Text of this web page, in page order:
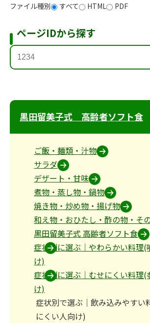
ファイル種別 すべて HTML PDF
ページIDから探す
黒田留美子式 高齢者ソフト食
ご飯・麺類・汁物
サラダ
デザート・甘味
煮物・蒸し物・鍋物
焼き物・炒め物・揚げ物
和え物・おひたし・酢の物・そ
黒田留美子式 高齢者ソフト食
症状別に選ぶ｜やわらかい料理(
け)
症状別に選ぶ｜むせにくい料理(
け)
症状別で選ぶ｜飲み込みやすい
にくい人向け)